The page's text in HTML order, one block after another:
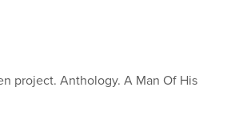
project. Anthology. A Man Of His